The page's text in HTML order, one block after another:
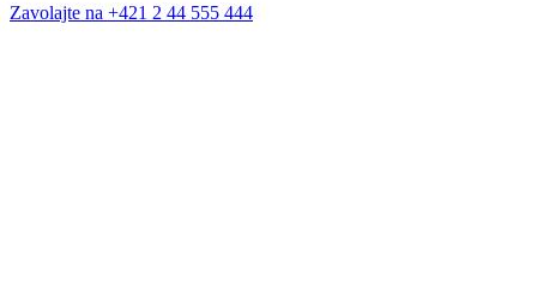
Zavolajte na +421 2 44 555 444